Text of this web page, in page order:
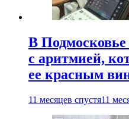
В
с аритмией,
ее красным
11 месяцев спустя11